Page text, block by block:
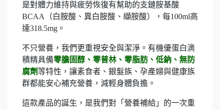
是對體力維持與疲勞恢復有幫助的支鏈胺基酸
BCAA（白胺酸、異白胺酸、纈胺酸），每100ml高
達318.5mg。
不只營養，我們更重視安全與潔淨。有機優蛋白滴
積精具備零膽固醇、零普林、零脂肪、低鈉、無防
腐劑等特性，讓素食者、銀髮族、孕產婦與健康族
群都能安心補充營養，減輕身體負擔。
這款產品的誕生，是我們對「營養補給」的一次重